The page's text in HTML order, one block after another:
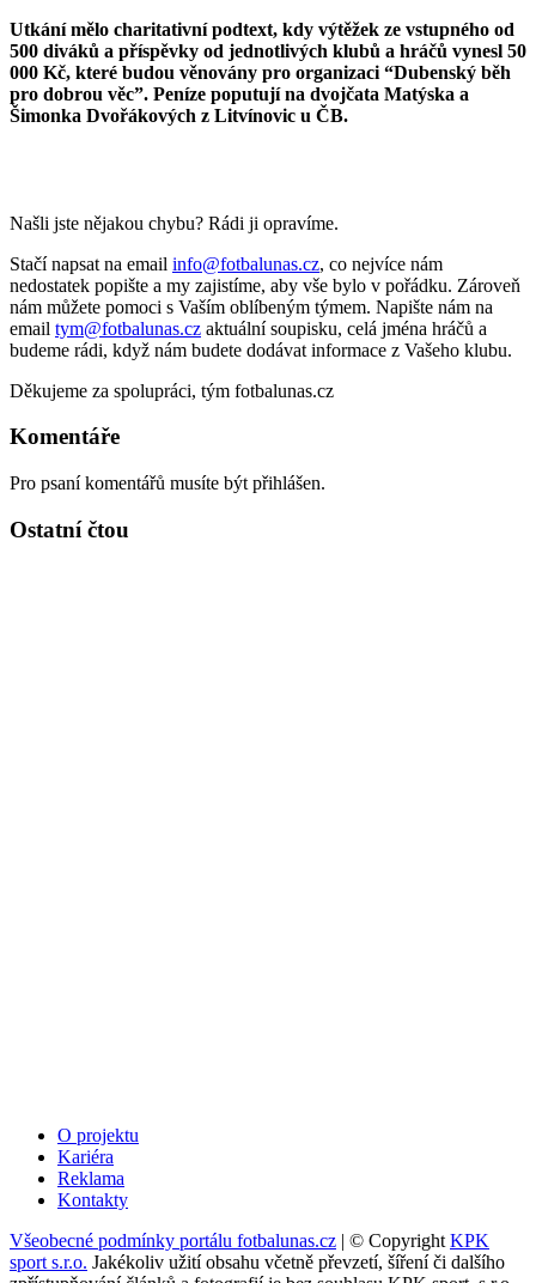
Utkání mělo charitativní podtext, kdy výtěžek ze vstupného od
500 diváků a příspěvky od jednotlivých klubů a hráčů vynesl 50
000 Kč, které budou věnovány pro organizaci “Dubenský běh
pro dobrou věc”. Peníze poputují na dvojčata Matýska a
Šimonka Dvořákových z Litvínovic u ČB.
Našli jste nějakou chybu? Rádi ji opravíme.
Stačí napsat na email info@fotbalunas.cz, co nejvíce nám
nedostatek popište a my zajistíme, aby vše bylo v pořádku. Zároveň
nám můžete pomoci s Vaším oblíbeným týmem. Napište nám na
email tym@fotbalunas.cz aktuální soupisku, celá jména hráčů a
budeme rádi, když nám budete dodávat informace z Vašeho klubu.
Děkujeme za spolupráci, tým fotbalunas.cz
Komentáře
Pro psaní komentářů musíte být přihlášen.
Ostatní čtou
O projektu
Kariéra
Reklama
Kontakty
Všeobecné podmínky portálu fotbalunas.cz | © CopyrightKPK
sport s.r.o. Jakékoliv užití obsahu včetně převzetí, šíření či dalšího